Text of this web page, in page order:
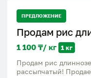
ПРЕДЛОЖЕНИЕ
Продам рис
1 100 ₸/ кг 1 кг
Продам рис
рассыпчатый!